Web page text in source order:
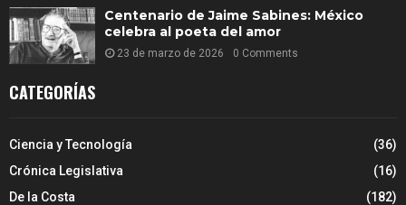
Centenario de Jaime Sabines: México
celebra al poeta del amor
23 de marzo de 2026 0 Comments
CATEGORÍAS
Ciencia y Tecnología
(36)
Crónica Legislativa
(16)
De la Costa
(182)